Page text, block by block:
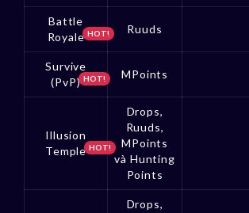
Battle
Royale HOT! Ruuds
Survive
(PvP) HOT! MPoints
Illusion
Temple HOT!
Drops,
Ruuds,
MPoints
và Hunting
Points
Drops,